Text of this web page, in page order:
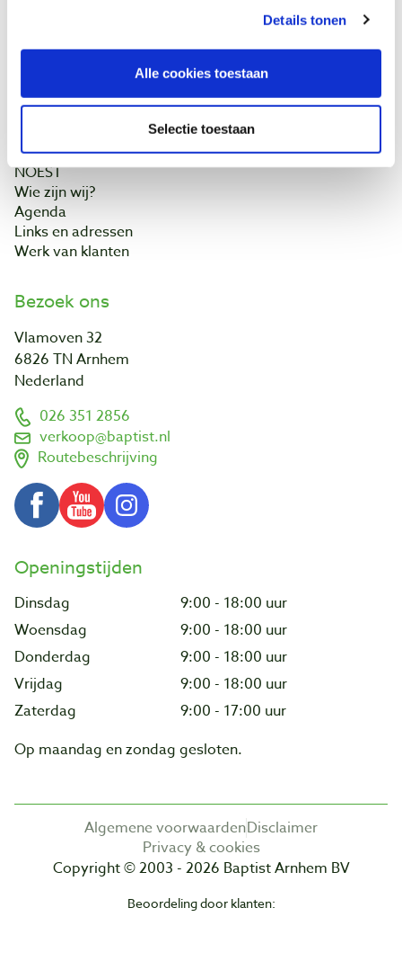
Details tonen
Alle cookies toestaan
Selectie toestaan
Baptist Arnhem
Onze winkel
Ontdek IJsseloord 1
NOEST
Wie zijn wij?
Agenda
Links en adressen
Werk van klanten
Bezoek ons
Vlamoven 32
6826 TN Arnhem
Nederland
026 351 2856
verkoop@baptist.nl
Routebeschrijving
Openingstijden
Dinsdag
9:00 - 18:00 uur
Woensdag
9:00 - 18:00 uur
Donderdag
9:00 - 18:00 uur
Vrijdag
9:00 - 18:00 uur
Zaterdag
9:00 - 17:00 uur
Op maandag en zondag gesloten.
Algemene voorwaardenDisclaimer
Privacy & cookies
Copyright © 2003 - 2026 Baptist Arnhem BV
Beoordeling door klanten: